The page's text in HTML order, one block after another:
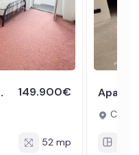
Manastur Flora 149.900€
52 mp
Cluj-